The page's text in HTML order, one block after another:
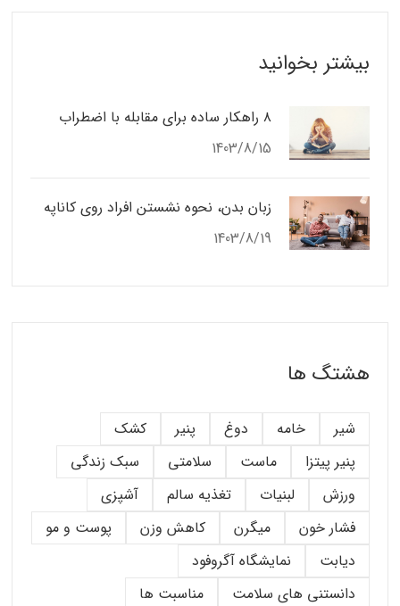
بیشتر بخوانید
۸ راهکار ساده برای مقابله با اضطراب
1403/8/15
زبان بدن، نحوه نشستن افراد روی کاناپه
1403/8/19
هشتگ ها
شیر خامه دوغ پنیر
کشک
پنیر پیتزا
ماست سلامتی
سبک زندگی
ورزش
لبنیات تغذیه سالم
آشپزی
فشار خون
میگرن کاهش وزن
پوست و مو
دیابت
نمایشگاه آگروفود
دانستنی های سلامت
مناسبت ها